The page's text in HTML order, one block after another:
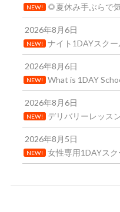
NEW! 🌻夏休み手ぶらで
2026年8月6日
NEW! ナイト1DAYスクー
2026年8月6日
NEW! What is 1DAY
2026年8月6日
NEW! デリバリーレッス
2026年8月5日
NEW! 女性専用1DAYス